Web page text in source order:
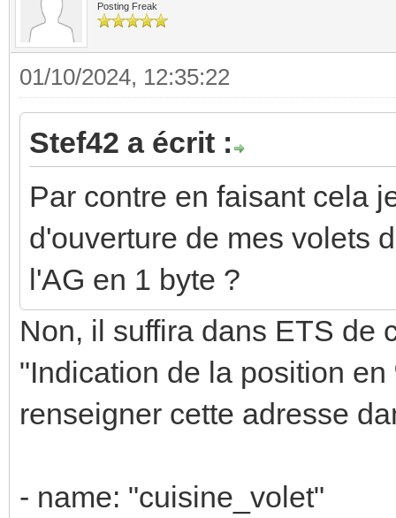
Posting Freak
01/10/2024, 12:35:22
Stef42 a écrit :
Par contre en faisant cela
d'ouverture de mes volets
l'AG en 1 byte ?
Non, il suffira dans ETS de
"Indication de la position
renseigner cette adresse
- name: "cuisine_volet"